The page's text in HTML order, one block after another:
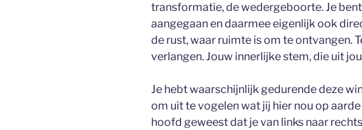
transformatie, de wedergeboorte. Je
aangegaan en daarmee eigenlijk ook
de rust, waar ruimte is om te ontvangen.
verlangen. Jouw innerlijke stem, die uit
Je hebt waarschijnlijk gedurende deze
om uit te vogelen wat jij hier nou op
hoofd geweest dat je van links naar